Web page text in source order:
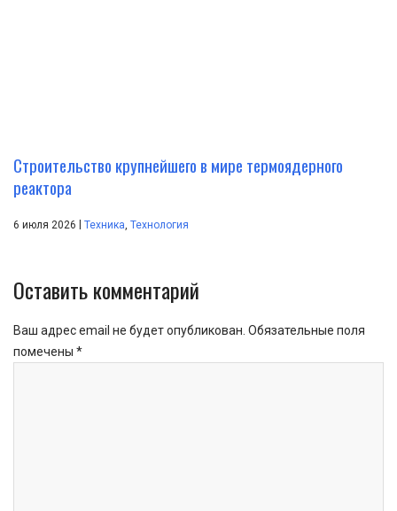
Строительство крупнейшего в мире термоядерного
реактора
6 июля 2026 | Техника Технология
Оставить комментарий
Ваш адрес email не будет опубликован. Обязательные поля
помечены *